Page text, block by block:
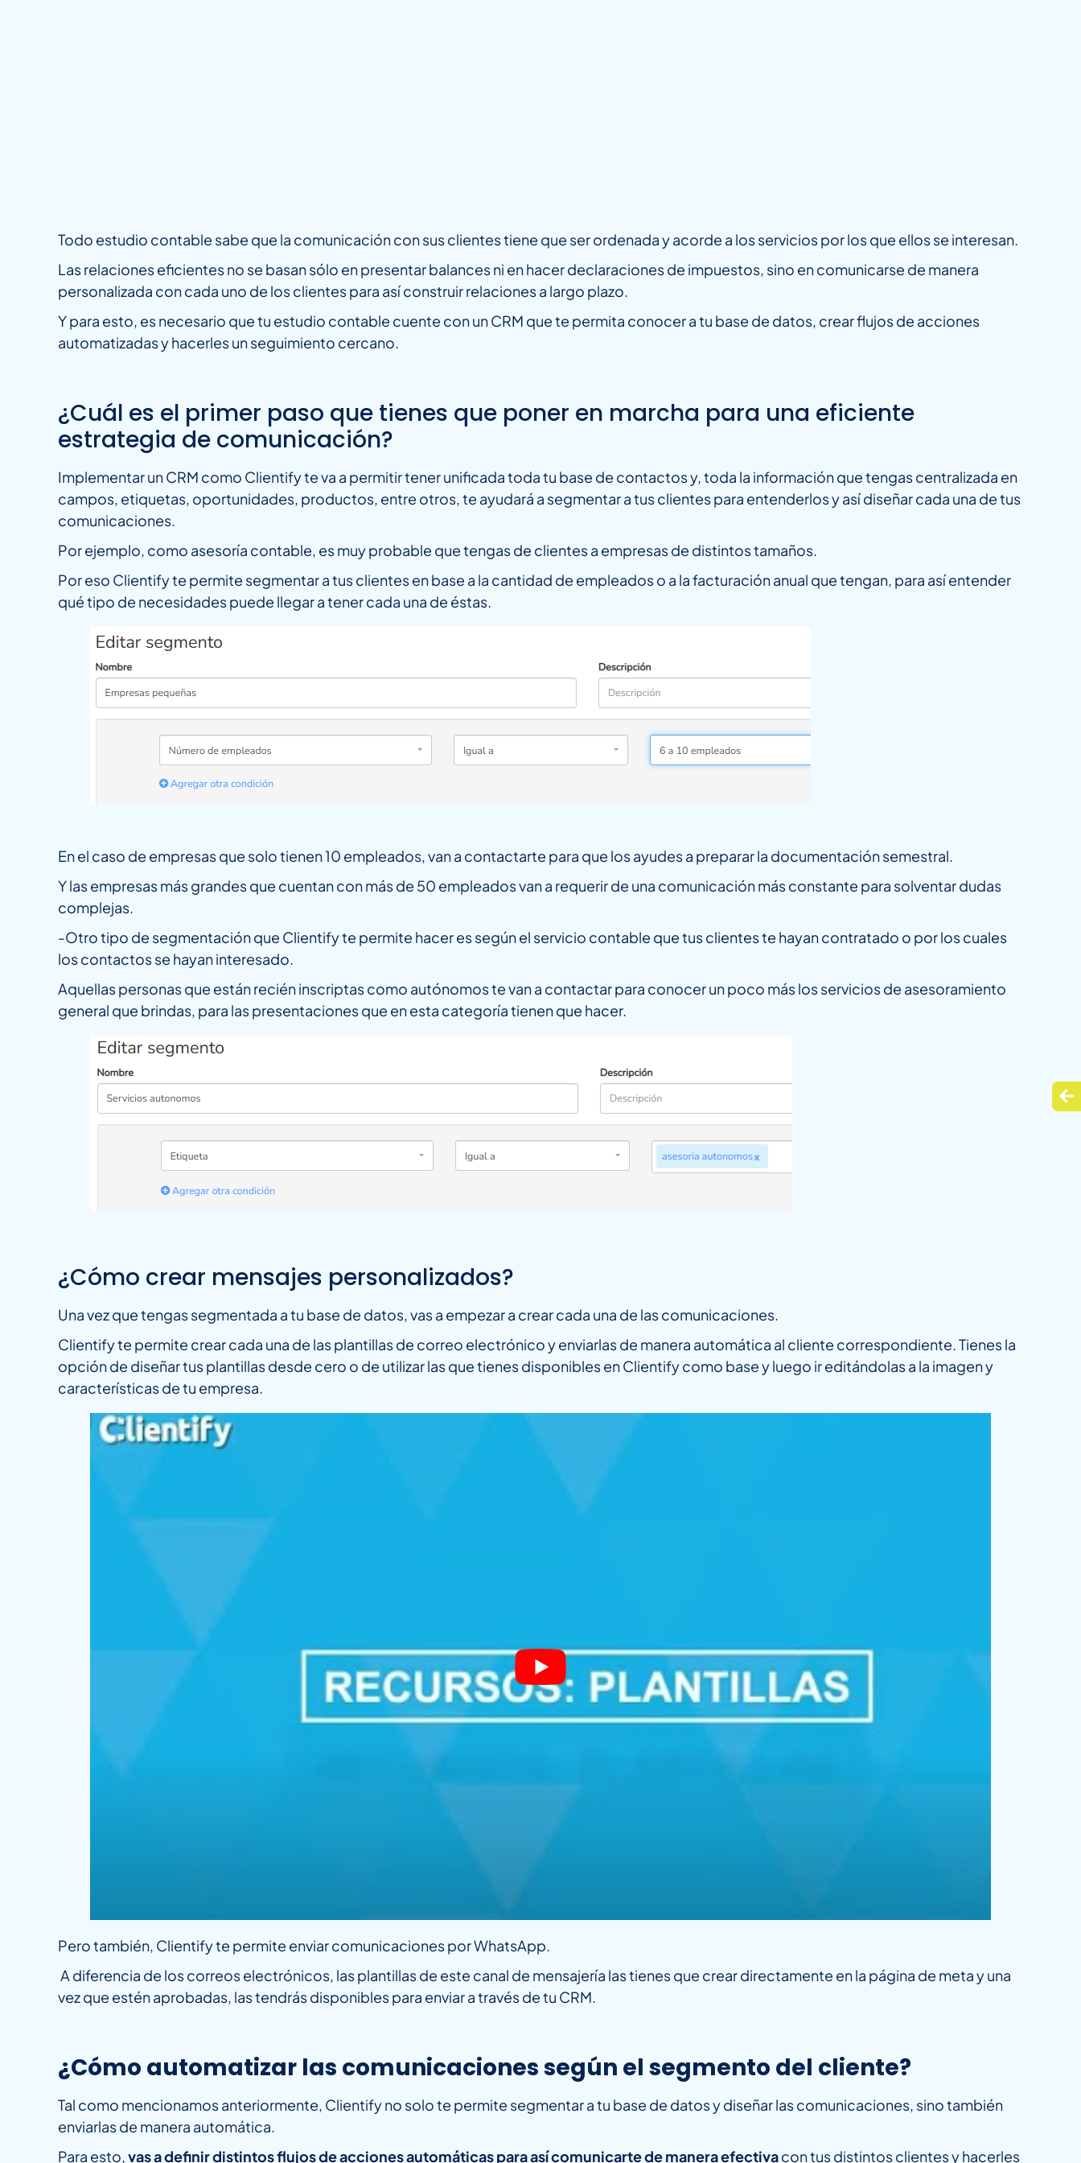
Todo estudio contable sabe que la comunicación con sus clientes tiene que ser ordenada y acorde a los servicios por los que ellos se interesan.
Las relaciones eficientes no se basan sólo en presentar balances ni en hacer declaraciones de impuestos, sino en comunicarse de manera
personalizada con cada uno de los clientes para así construir relaciones a largo plazo.
Y para esto, es necesario que tu estudio contable cuente con un CRM que te permita conocer a tu base de datos, crear flujos de acciones
automatizadas y hacerles un seguimiento cercano.
¿Cuál es el primer paso que tienes que poner en marcha para una eficiente
estrategia de comunicación?
Implementar un CRM como Clientify te va a permitir tener unificada toda tu base de contactos y, toda la información que tengas centralizada en
campos, etiquetas, oportunidades, productos, entre otros, te ayudará a segmentar a tus clientes para entenderlos y así diseñar cada una de tus
comunicaciones.
Por ejemplo, como asesoría contable, es muy probable que tengas de clientes a empresas de distintos tamaños.
Por eso Clientify te permite segmentar a tus clientes en base a la cantidad de empleados o a la facturación anual que tengan, para así entender
qué tipo de necesidades puede llegar a tener cada una de éstas.
En el caso de empresas que solo tienen 10 empleados, van a contactarte para que los ayudes a preparar la documentación semestral.
Y las empresas más grandes que cuentan con más de 50 empleados van a requerir de una comunicación más constante para solventar dudas
complejas.
-Otro tipo de segmentación que Clientify te permite hacer es según el servicio contable que tus clientes te hayan contratado o por los cuales
los contactos se hayan interesado.
Aquellas personas que están recién inscriptas como autónomos te van a contactar para conocer un poco más los servicios de asesoramiento
general que brindas, para las presentaciones que en esta categoría tienen que hacer.
¿Cómo crear mensajes personalizados?
Una vez que tengas segmentada a tu base de datos, vas a empezar a crear cada una de las comunicaciones.
Clientify te permite crear cada una de las plantillas de correo electrónico y enviarlas de manera automática al cliente correspondiente. Tienes la
opción de diseñar tus plantillas desde cero o de utilizar las que tienes disponibles en Clientify como base y luego ir editándolas a la imagen y
características de tu empresa.
Pero también, Clientify te permite enviar comunicaciones por WhatsApp.
A diferencia de los correos electrónicos, las plantillas de este canal de mensajería las tienes que crear directamente en la página de meta y una
vez que estén aprobadas, las tendrás disponibles para enviar a través de tu CRM.
¿Cómo automatizar las comunicaciones según el segmento del cliente?
Tal como mencionamos anteriormente, Clientify no solo te permite segmentar a tu base de datos y diseñar las comunicaciones, sino también
enviarlas de manera automática.
Para esto,vas a definir distintos flujos de acciones automáticas para así comunicarte de manera efectivacon tus distintos clientes y hacerles